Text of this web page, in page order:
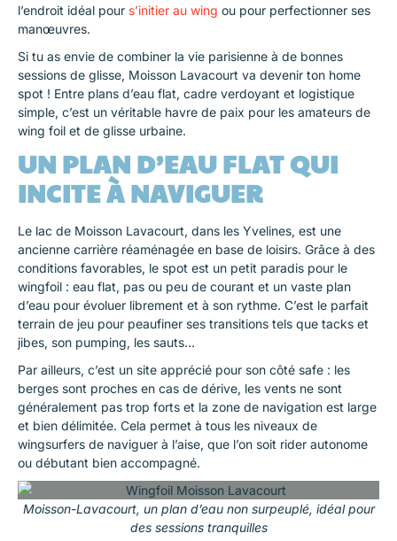
l’endroit idéal pour s’initier au wing ou pour perfectionner ses
manœuvres.
Si tu as envie de combiner la vie parisienne à de bonnes
sessions de glisse, Moisson Lavacourt va devenir ton home
spot ! Entre plans d’eau flat, cadre verdoyant et logistique
simple, c’est un véritable havre de paix pour les amateurs de
wing foil et de glisse urbaine.
UN PLAN D’EAU FLAT QUI
INCITE À NAVIGUER
Le lac de Moisson Lavacourt, dans les Yvelines, est une
ancienne carrière réaménagée en base de loisirs. Grâce à des
conditions favorables, le spot est un petit paradis pour le
wingfoil : eau flat, pas ou peu de courant et un vaste plan
d’eau pour évoluer librement et à son rythme. C’est le parfait
terrain de jeu pour peaufiner ses transitions tels que tacks et
jibes, son pumping, les sauts…
Par ailleurs, c’est un site apprécié pour son côté safe : les
berges sont proches en cas de dérive, les vents ne sont
généralement pas trop forts et la zone de navigation est large
et bien délimitée. Cela permet à tous les niveaux de
wingsurfers de naviguer à l’aise, que l’on soit rider autonome
ou débutant bien accompagné.
Moisson-Lavacourt, un plan d’eau non surpeuplé, idéal pour
des sessions tranquilles